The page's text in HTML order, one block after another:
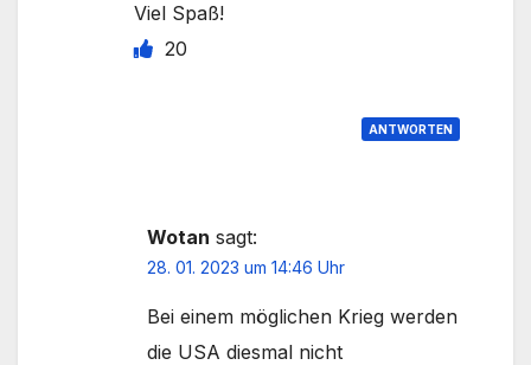
Viel Spaß!
20
ANTWORTEN
Wotan sagt:
28. 01. 2023 um 14:46 Uhr
Bei einem möglichen Krieg werden
die USA diesmal nicht